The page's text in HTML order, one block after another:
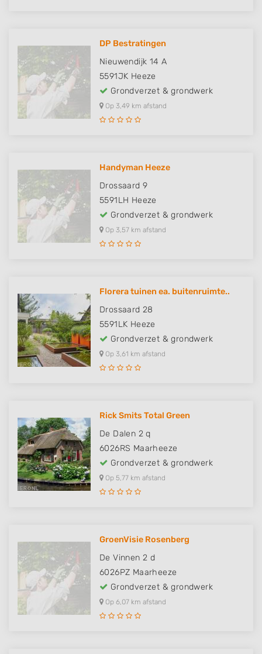
DP Bestratingen
Nieuwendijk 14 A
5591JK Heeze
Grondverzet & grondwerk
Op 3,49 km afstand
Handyman Heeze
Drossaard 9
5591LH Heeze
Grondverzet & grondwerk
Op 3,57 km afstand
Florera tuinen ea. buitenruimte..
Drossaard 28
5591LK Heeze
Grondverzet & grondwerk
Op 3,61 km afstand
Rick Smits Total Green
De Dalen 2 q
6026RS Maarheeze
Grondverzet & grondwerk
Op 5,77 km afstand
GroenVisie Rosenberg
De Vinnen 2 d
6026PZ Maarheeze
Grondverzet & grondwerk
Op 6,07 km afstand